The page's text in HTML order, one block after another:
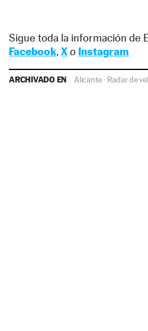
Sigue toda la información de
Facebook, Xo Instagram
ARCHIVADO EN Alicante · Radar de